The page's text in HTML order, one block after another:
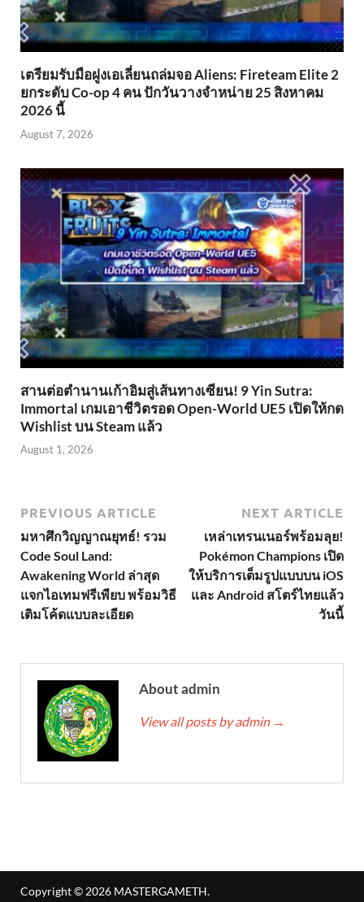
เตรียมรับมือฝูงเอเลี่ยนถล่มจอ Aliens: Fireteam Elite 2
ยกระดับ Co-op 4 คน ปักวันวางจำหน่าย 25 สิงหาคม
2026 นี้
August 7, 2026
สานต่อตำนานเก้าอิมสู่เส้นทางเซียน! 9 Yin Sutra:
Immortal เกมเอาชีวิตรอด Open-World UE5 เปิดให้กด
Wishlist บน Steam แล้ว
August 1, 2026
PREVIOUS ARTICLE
มหาศึกวิญญาณยุทธ์! รวม
Code Soul Land:
Awakening World ล่าสุด
แจกไอเทมฟรีเพียบ พร้อมวิธี
เติมโค้ดแบบละเอียด
NEXT ARTICLE
เหล่าเทรนเนอร์พร้อมลุย!
Pokémon Champions เปิด
ให้บริการเต็มรูปแบบบน iOS
และ Android สโตร์ไทยแล้ว
วันนี้
About admin
View all posts by admin →
Copyright © 2026 MASTERGAMETH.